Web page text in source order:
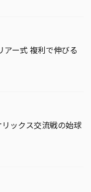
アー式 複利で伸びる
ックス交流戦の始球